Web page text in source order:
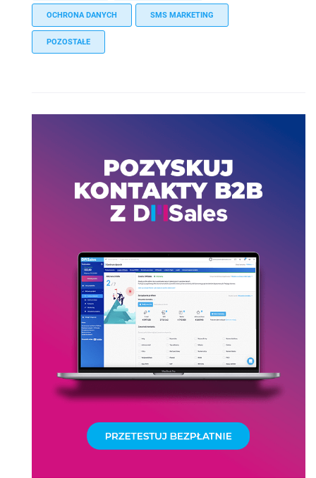
OCHRONA DANYCH SMS MARKETING
POZOSTAŁE